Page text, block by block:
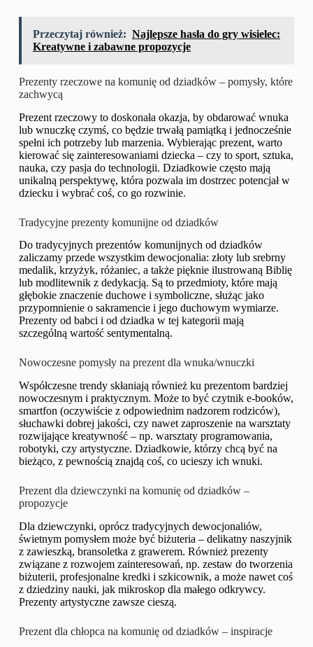
Przeczytaj również: Najlepsze hasła do gry wisielec:
Kreatywne i zabawne propozycje
Prezenty rzeczowe na komunię od dziadków – pomysły, które
zachwycą
Prezent rzeczowy to doskonała okazja, by obdarować wnuka
lub wnuczkę czymś, co będzie trwałą pamiątką i jednocześnie
spełni ich potrzeby lub marzenia. Wybierając prezent, warto
kierować się zainteresowaniami dziecka – czy to sport, sztuka,
nauka, czy pasja do technologii. Dziadkowie często mają
unikalną perspektywę, która pozwala im dostrzec potencjał w
dziecku i wybrać coś, co go rozwinie.
Tradycyjne prezenty komunijne od dziadków
Do tradycyjnych prezentów komunijnych od dziadków
zaliczamy przede wszystkim dewocjonalia: złoty lub srebrny
medalik, krzyżyk, różaniec, a także pięknie ilustrowaną Biblię
lub modlitewnik z dedykacją. Są to przedmioty, które mają
głębokie znaczenie duchowe i symboliczne, służąc jako
przypomnienie o sakramencie i jego duchowym wymiarze.
Prezenty od babci i od dziadka w tej kategorii mają
szczególną wartość sentymentalną.
Nowoczesne pomysły na prezent dla wnuka/wnuczki
Współczesne trendy skłaniają również ku prezentom bardziej
nowoczesnym i praktycznym. Może to być czytnik e-booków,
smartfon (oczywiście z odpowiednim nadzorem rodziców),
słuchawki dobrej jakości, czy nawet zaproszenie na warsztaty
rozwijające kreatywność – np. warsztaty programowania,
robotyki, czy artystyczne. Dziadkowie, którzy chcą być na
bieżąco, z pewnością znajdą coś, co ucieszy ich wnuki.
Prezent dla dziewczynki na komunię od dziadków –
propozycje
Dla dziewczynki, oprócz tradycyjnych dewocjonaliów,
świetnym pomysłem może być biżuteria – delikatny naszyjnik
z zawieszką, bransoletka z grawerem. Również prezenty
związane z rozwojem zainteresowań, np. zestaw do tworzenia
biżuterii, profesjonalne kredki i szkicownik, a może nawet coś
z dziedziny nauki, jak mikroskop dla małego odkrywcy.
Prezenty artystyczne zawsze cieszą.
Prezent dla chłopca na komunię od dziadków – inspiracje